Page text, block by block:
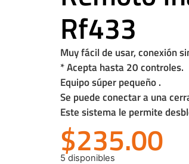
Rf433
Muy fácil de usar, conexión
* Acepta hasta 20 controles.
Equipo súper pequeño .
Se puede conectar a una
Este sistema le permite
$235.00
5 disponibles